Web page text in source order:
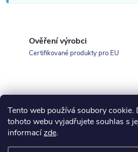
Tento web používá soubory cookie.
tohoto webu vyjadřujete souhlas s
informacízde.
Ověření výrobci
Certifikované produkty pro EU
Z
koupelny-sanita.cz